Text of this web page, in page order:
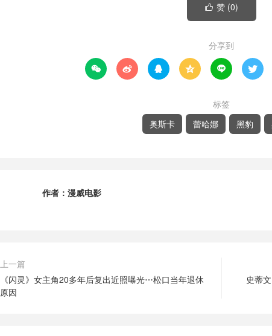
 赞 (0)
分享到
     
标签
奥斯卡
蕾哈娜 黑豹
作者： 漫威电影
上一篇
《闪灵》女主角20多年后复出近照曝光⋯松口当年退休
原因
史蒂